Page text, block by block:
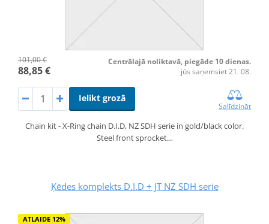
101,00 €
88,85 €
Centrālajā noliktavā, piegāde 10 dienas.
jūs saņemsiet 21. 08.
Ielikt grozā
Salīdzināt
Chain kit - X-Ring chain D.I.D, NZ SDH serie in gold/black color.
Steel front sprocket…
Ķēdes komplekts D.I.D + JT NZ SDH serie
ATLAIDE 12%